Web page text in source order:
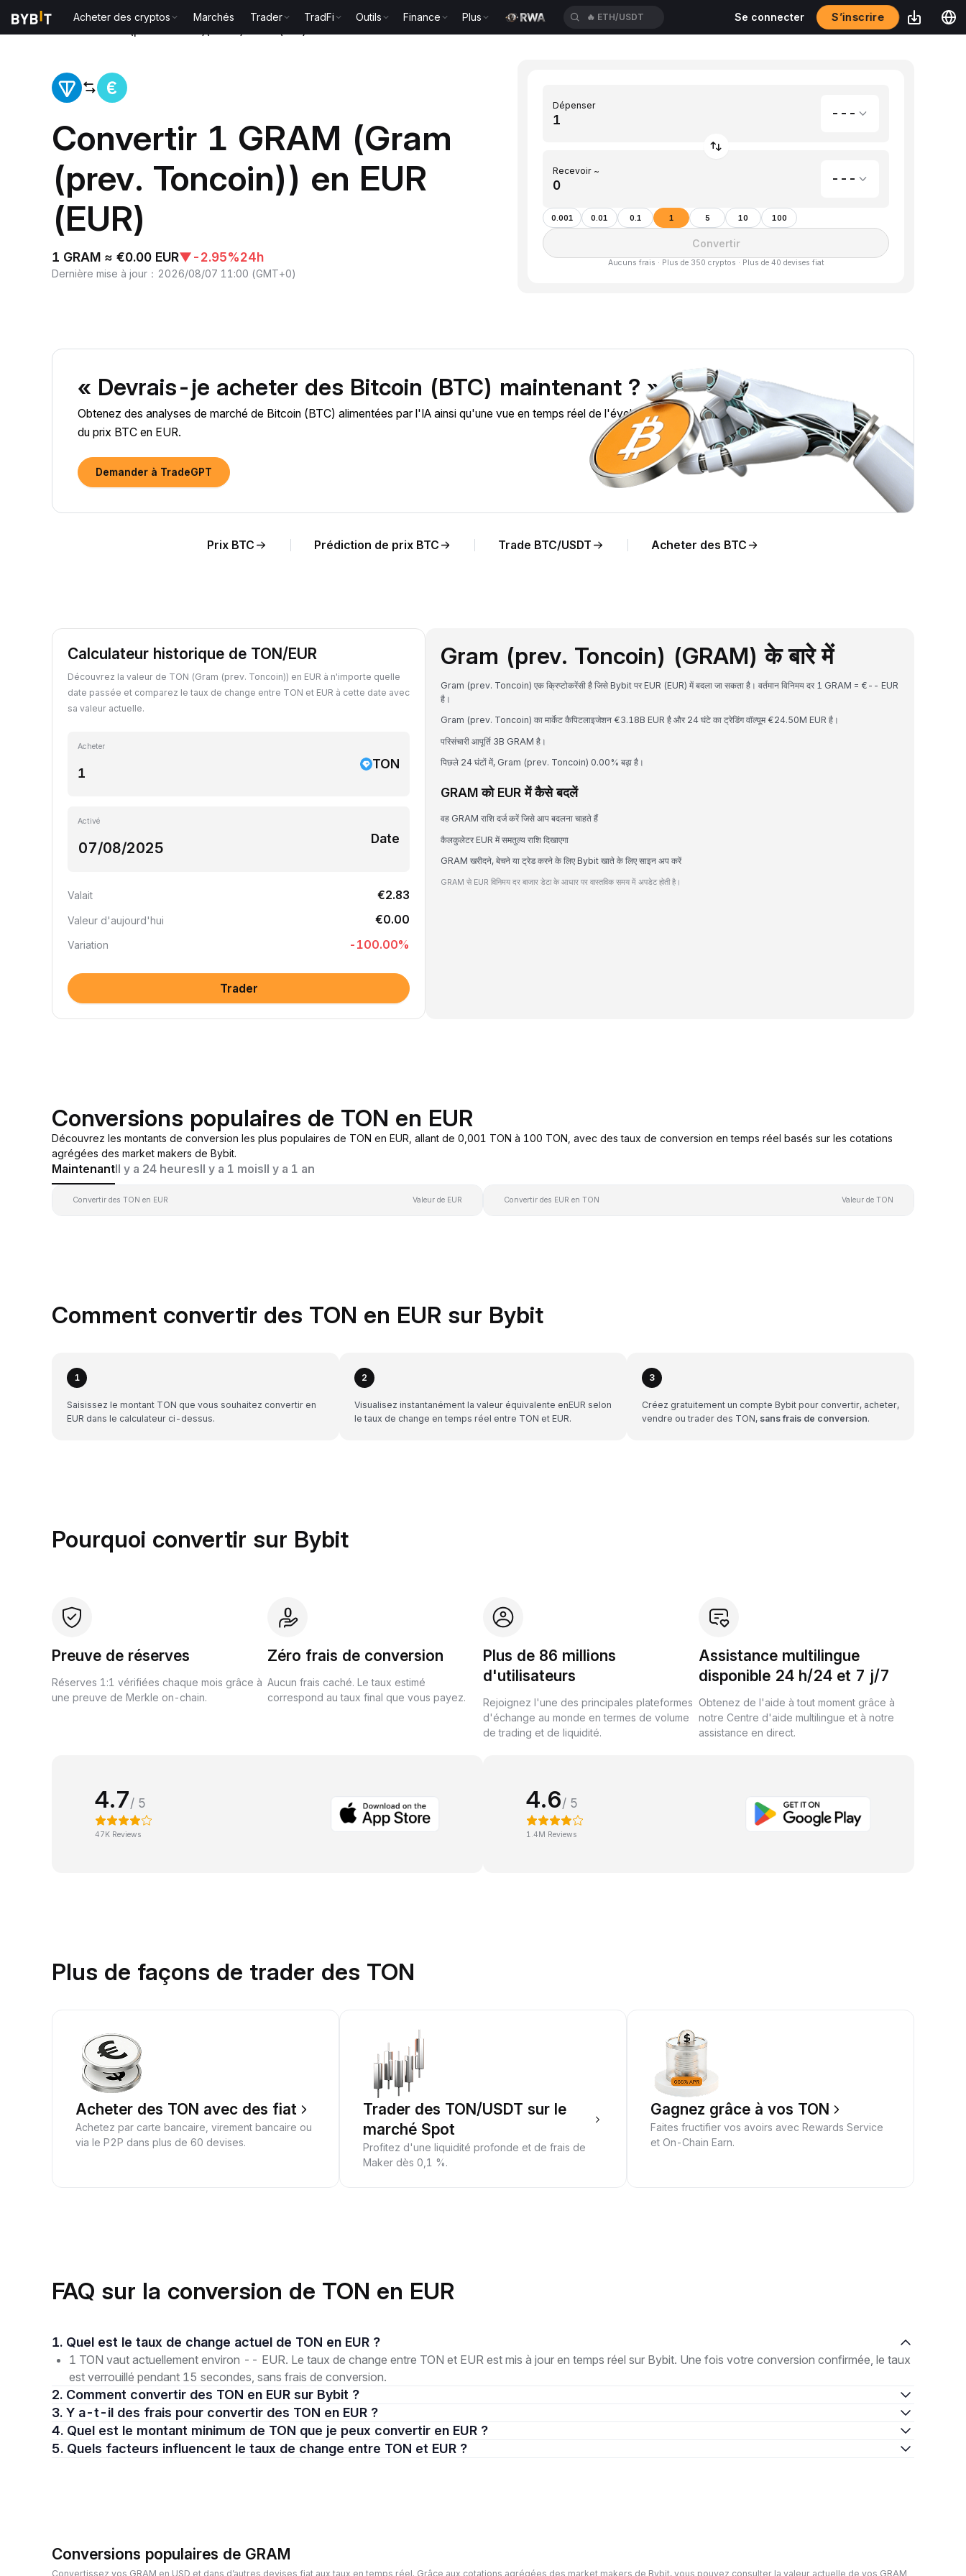
Acheter des cryptos Marchés Trader TradFi Outils Finance Plus 🔥 ETH/USDT Se connecter S’inscrire
Convertir 1 GRAM (Gram
(prev. Toncoin)) en EUR
(EUR)
1 GRAM ≈ €0.00 EUR▼-2.95%24h
Dernière mise à jour ： 2026/08/07 11:00 (GMT+0)
Dépenser
---
Recevoir ~
---
0.001 0.01 0.1 1 5 10 100
Convertir
Aucuns frais · Plus de 350 cryptos · Plus de 40 devises fiat
« Devrais-je acheter des Bitcoin (BTC) maintenant ? »
Obtenez des analyses de marché de Bitcoin (BTC) alimentées par l'IA ainsi qu'une vue en temps réel de l'évolution
du prix BTC en EUR.
Demander à TradeGPT
Prix BTC Prédiction de prix BTC Trade BTC/USDT Acheter des BTC
Calculateur historique de TON/EUR
Découvrez la valeur de TON (Gram (prev. Toncoin)) en EUR à n'importe quelle
date passée et comparez le taux de change entre TON et EUR à cette date avec
sa valeur actuelle.
Acheter
TON
Activé
Date
Valait €2.83
Valeur d'aujourd'hui €0.00
Variation -100.00%
Trader
Gram (prev. Toncoin) (GRAM) के बारे में
Gram (prev. Toncoin) एक क्रिप्टोकरेंसी है जिसे Bybit पर EUR (EUR) में बदला जा सकता है। वर्तमान विनिमय दर 1 GRAM = €-- EUR
है।
Gram (prev. Toncoin) का मार्केट कैपिटलाइजेशन €3.18B EUR है और 24 घंटे का ट्रेडिंग वॉल्यूम €24.50M EUR है।
परिसंचारी आपूर्ति 3B GRAM है।
पिछले 24 घंटों में, Gram (prev. Toncoin) 0.00% बढ़ा है।
GRAM को EUR में कैसे बदलें
वह GRAM राशि दर्ज करें जिसे आप बदलना चाहते हैं
कैलकुलेटर EUR में समतुल्य राशि दिखाएगा
GRAM खरीदने, बेचने या ट्रेड करने के लिए Bybit खाते के लिए साइन अप करें
GRAM से EUR विनिमय दर बाजार डेटा के आधार पर वास्तविक समय में अपडेट होती है।
Conversions populaires de TON en EUR
Découvrez les montants de conversion les plus populaires de TON en EUR, allant de 0,001 TON à 100 TON, avec des taux de conversion en temps réel basés sur les cotations
agrégées des market makers de Bybit.
MaintenantIl y a 24 heuresIl y a 1 moisIl y a 1 an
Convertir des TON en EUR Valeur de EUR Convertir des EUR en TON Valeur de TON
Comment convertir des TON en EUR sur Bybit
1
Saisissez le montant TON que vous souhaitez convertir en
EUR dans le calculateur ci-dessus.
2
Visualisez instantanément la valeur équivalente enEUR selon
le taux de change en temps réel entre TON et EUR.
3
Créez gratuitement un compte Bybit pour convertir, acheter,
vendre ou trader des TON, sans frais de conversion.
Pourquoi convertir sur Bybit
Preuve de réserves
Réserves 1:1 vérifiées chaque mois grâce à
une preuve de Merkle on-chain.
Zéro frais de conversion
Aucun frais caché. Le taux estimé
correspond au taux final que vous payez.
Plus de 86 millions
d'utilisateurs
Rejoignez l'une des principales plateformes
d'échange au monde en termes de volume
de trading et de liquidité.
Assistance multilingue
disponible 24 h/24 et 7 j/7
Obtenez de l'aide à tout moment grâce à
notre Centre d'aide multilingue et à notre
assistance en direct.
4.7/ 5
47K Reviews
4.6/ 5
1.4M Reviews
Plus de façons de trader des TON
Acheter des TON avec des fiat
Achetez par carte bancaire, virement bancaire ou
via le P2P dans plus de 60 devises.
Trader des TON/USDT sur le
marché Spot
Profitez d'une liquidité profonde et de frais de
Maker dès 0,1 %.
Gagnez grâce à vos TON
Faites fructifier vos avoirs avec Rewards Service
et On-Chain Earn.
FAQ sur la conversion de TON en EUR
1. Quel est le taux de change actuel de TON en EUR ?
1 TON vaut actuellement environ -- EUR. Le taux de change entre TON et EUR est mis à jour en temps réel sur Bybit. Une fois votre conversion confirmée, le taux
est verrouillé pendant 15 secondes, sans frais de conversion.
2. Comment convertir des TON en EUR sur Bybit ?
3. Y a-t-il des frais pour convertir des TON en EUR ?
4. Quel est le montant minimum de TON que je peux convertir en EUR ?
5. Quels facteurs influencent le taux de change entre TON et EUR ?
Conversions populaires de GRAM
Convertissez vos GRAM en USD et dans d’autres devises fiat aux taux en temps réel. Grâce aux cotations agrégées des market makers de Bybit, vous pouvez consulter la valeur actuelle de vos GRAM